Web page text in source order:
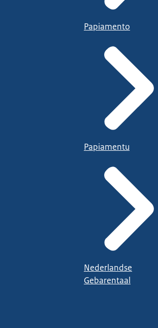
Papiamento
Papiamentu
Nederlandse
Gebarentaal